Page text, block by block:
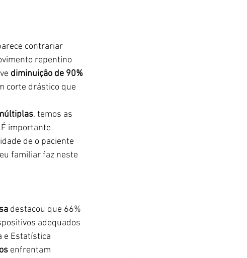
contrariar
repentino
diminuição de 90%
corte drástico que
, temos as
importante
de o paciente
familiar faz neste
destacou que 66%
adequados
e Estatística
enfrentam